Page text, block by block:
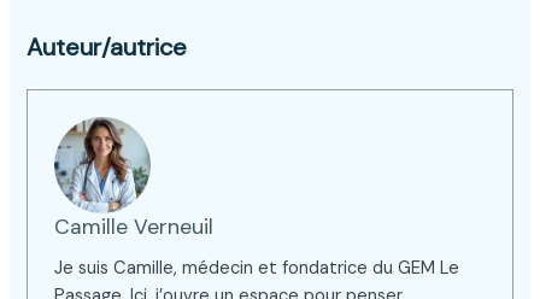
Auteur/autrice
Camille Verneuil
Je suis Camille, médecin et fondatrice du GEM Le